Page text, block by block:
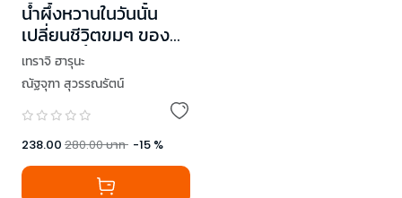
น้ำผึ้งหวานในวันนั้น
เปลี่ยนชีวิตขมๆ ของ
ฉันในวันนี้
เทราจิ ฮารุนะ
ณัฐจุฑา สุวรรณรัตน์
238.00 280.00บาท -15 %